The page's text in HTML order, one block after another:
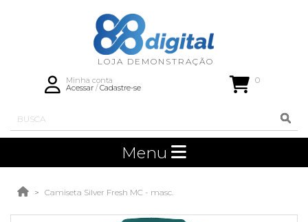
Minha conta
Acessar/Cadastre-se
0
Menu
Camiseta Silver Fresh MC - masc.